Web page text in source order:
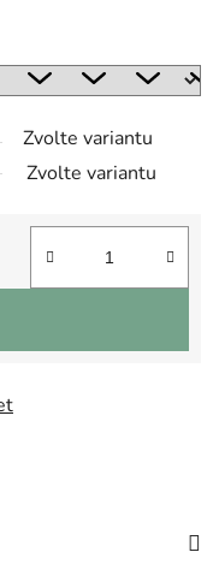
Zvolte variantu
Zvolte variantu